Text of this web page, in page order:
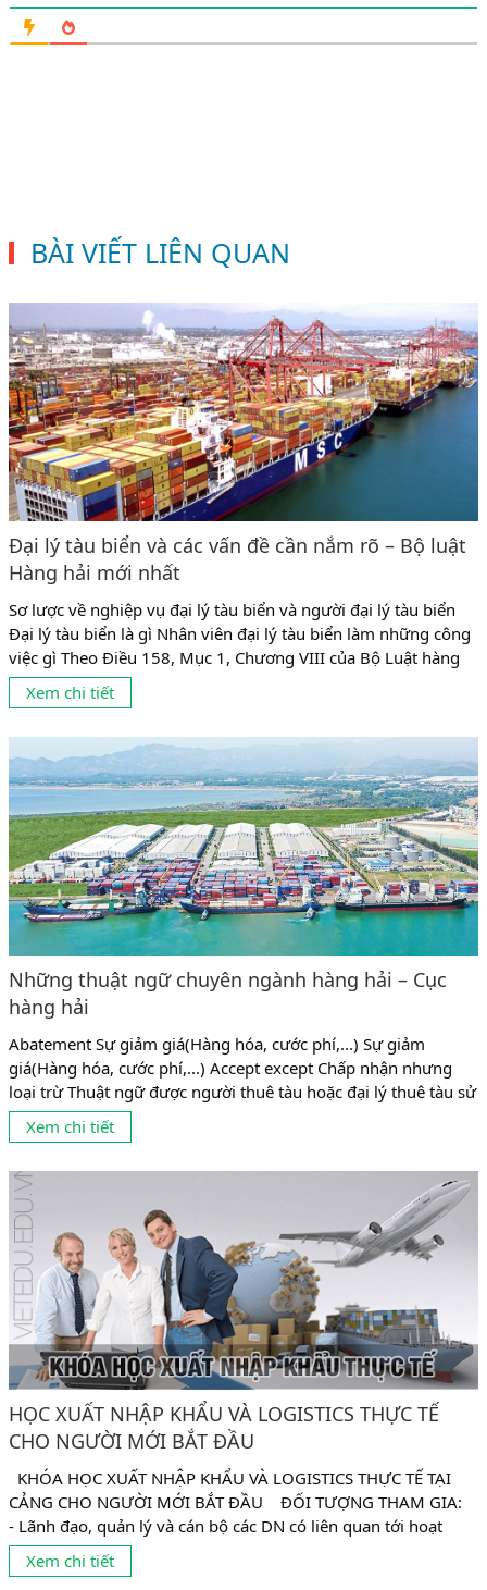
BÀI VIẾT LIÊN QUAN
Đại lý tàu biển và các vấn đề cần nắm rõ – Bộ luật
Hàng hải mới nhất
Sơ lược về nghiệp vụ đại lý tàu biển và người đại lý tàu biển
Đại lý tàu biển là gì Nhân viên đại lý tàu biển làm những công
việc gì Theo Điều 158, Mục 1, Chương VIII của Bộ Luật hàng
hải thì đại lý tàu biển được quy định như sau: Đại lý tàu biển là
dịch vụ mà người...
Xem chi tiết
Những thuật ngữ chuyên ngành hàng hải – Cục
hàng hải
Abatement Sự giảm giá(Hàng hóa, cước phí,...) Sự giảm
giá(Hàng hóa, cước phí,...) Accept except Chấp nhận nhưng
loại trừ Thuật ngữ được người thuê tàu hoặc đại lý thuê tàu sử
dụng trong giao dịch để chỉ mình chấp nhận một số điều
khoản hoặc chi tiết nào đó nhưng không chấp nhận các phần
Xem chi tiết
HỌC XUẤT NHẬP KHẨU VÀ LOGISTICS THỰC TẾ
CHO NGƯỜI MỚI BẮT ĐẦU
KHÓA HỌC XUẤT NHẬP KHẨU VÀ LOGISTICS THỰC TẾ TẠI
CẢNG CHO NGƯỜI MỚI BẮT ĐẦU ĐỐI TƯỢNG THAM GIA:
- Lãnh đạo, quản lý và cán bộ các DN có liên quan tới hoạt
động xuất nhập khẩu. - Sinh viên với định hướng trở thành
chuyên viên xuất nhập khẩu. - Người đi làm mong muốn
Xem chi tiết